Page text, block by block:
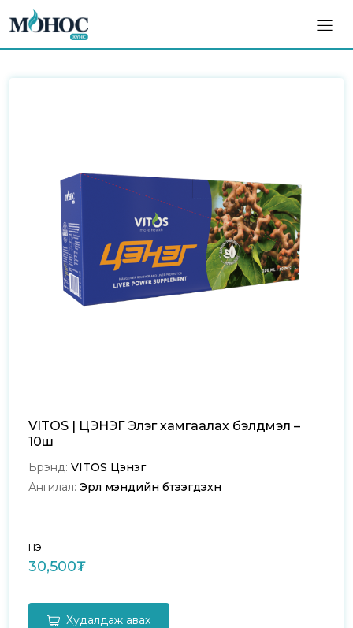
VITOS | ЦЭНЭГ Элэг хамгаалах бэлдмэл –
10ш
Брэнд: VITOS Цэнэг
Ангилал: Эрүүл мэндийн бүтээгдэхүүн
Үнэ
30,500₮
Худалдаж авах